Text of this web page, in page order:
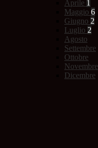
Aprile 1
Maggio 6
Giugno 2
Luglio 2
Agosto
Settembre
Ottobre
Novembre
Dicembre